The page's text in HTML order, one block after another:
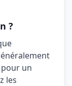
?
un
les